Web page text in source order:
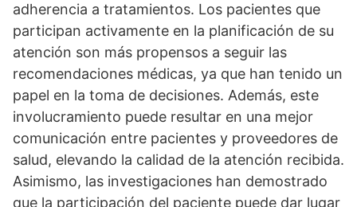
adherencia a tratamientos. Los pacientes que
participan activamente en la planificación de su
atención son más propensos a seguir las
recomendaciones médicas, ya que han tenido un
papel en la toma de decisiones. Además, este
involucramiento puede resultar en una mejor
comunicación entre pacientes y proveedores de
salud, elevando la calidad de la atención recibida.
Asimismo, las investigaciones han demostrado
que la participación del paciente puede dar lugar